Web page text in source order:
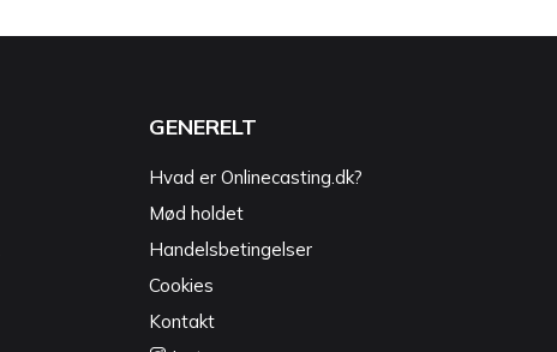
GENERELT
Hvad er Onlinecasting.dk?
Mød holdet
Handelsbetingelser
Cookies
Kontakt